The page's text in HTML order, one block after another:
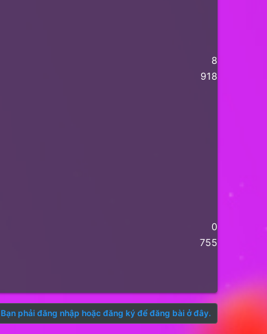
8
918
0
755
Bạn phải đăng nhập hoặc đăng ký để đăng bài ở đây.